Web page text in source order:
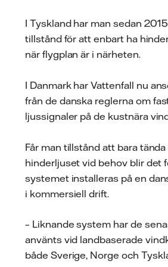
I Tyskland har man sedan
tillstånd för att enbart ha
när flygplan är i närheten.
I Danmark har Vattenfall nu
från de danska reglerna om
ljussignaler på de kustnära
Får man tillstånd att bara
hinderljuset vid behov blir det
systemet installeras på en
i kommersiell drift.
– Liknande system har de
använts vid landbaserade
både Sverige, Norge och